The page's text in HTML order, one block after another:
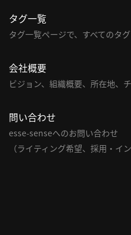
タグ一覧
タグ一覧ページで、すべてのタグ
会社概要
ビジョン、組織概要、所在地、
問い合わせ
esse-senseへのお問い合わせ
（ライティング希望、採用・イ